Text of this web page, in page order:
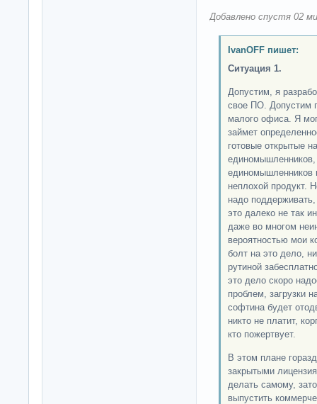
Добавлено спустя 02
IvanOFF пишет:
Ситуация 1.
Допустим, я
свое ПО. Допустим
малого офиса. Я
займет
готовые открытые
единомышленников
неплохой продукт.
надо
это далеко не так
даже во многом
вероятностью мои
болт на это дело,
рутиной
это дело скоро
проблем, загрузки
софтина будет
никто не платит,
кто пожертвует.
В этом плане
закрытыми
делать самому,
выпустить